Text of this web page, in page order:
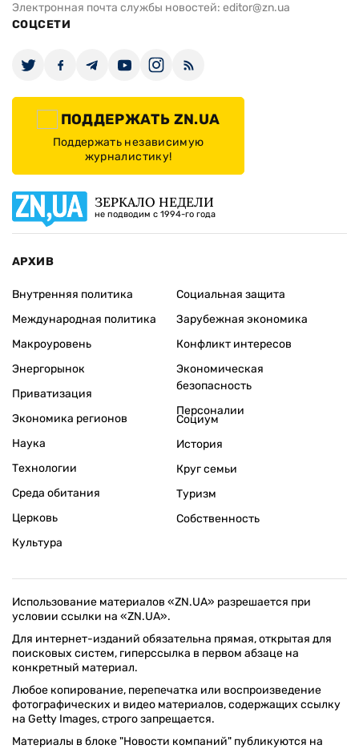
Электронная почта службы новостей: editor@zn.ua
СОЦСЕТИ
ПОДДЕРЖАТЬ ZN.UA
Поддержать независимую
журналистику!
ЗЕРКАЛО НЕДЕЛИ
не подводим с 1994-го года
АРХИВ
Внутренняя политика
Международная политика
Макроуровень
Энергорынок
Приватизация
Экономика регионов
Социальная защита
Зарубежная экономика
Конфликт интересов
Экономическая
безопасность
Персоналии
Наука
Технологии
Среда обитания
Церковь
Культура
Социум
История
Круг семьи
Туризм
Собственность
Использование материалов «ZN.UA» разрешается при
условии ссылки на «ZN.UA».
Для интернет-изданий обязательна прямая, открытая для
поисковых систем, гиперссылка в первом абзаце на
конкретный материал.
Любое копирование, перепечатка или воспроизведение
фотографических и видео материалов, содержащих ссылку
на Getty Images, строго запрещается.
Материалы в блоке "Новости компаний" публикуются на